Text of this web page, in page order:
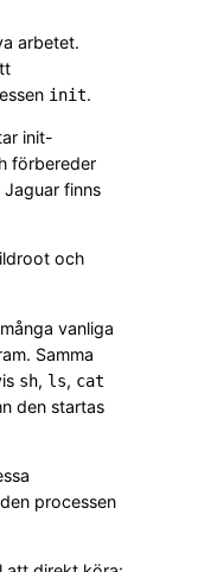
arbetet.
init.
init-
förbereder
Jaguar finns
och
vanliga
Samma
sh, ls, cat
den startas
processen